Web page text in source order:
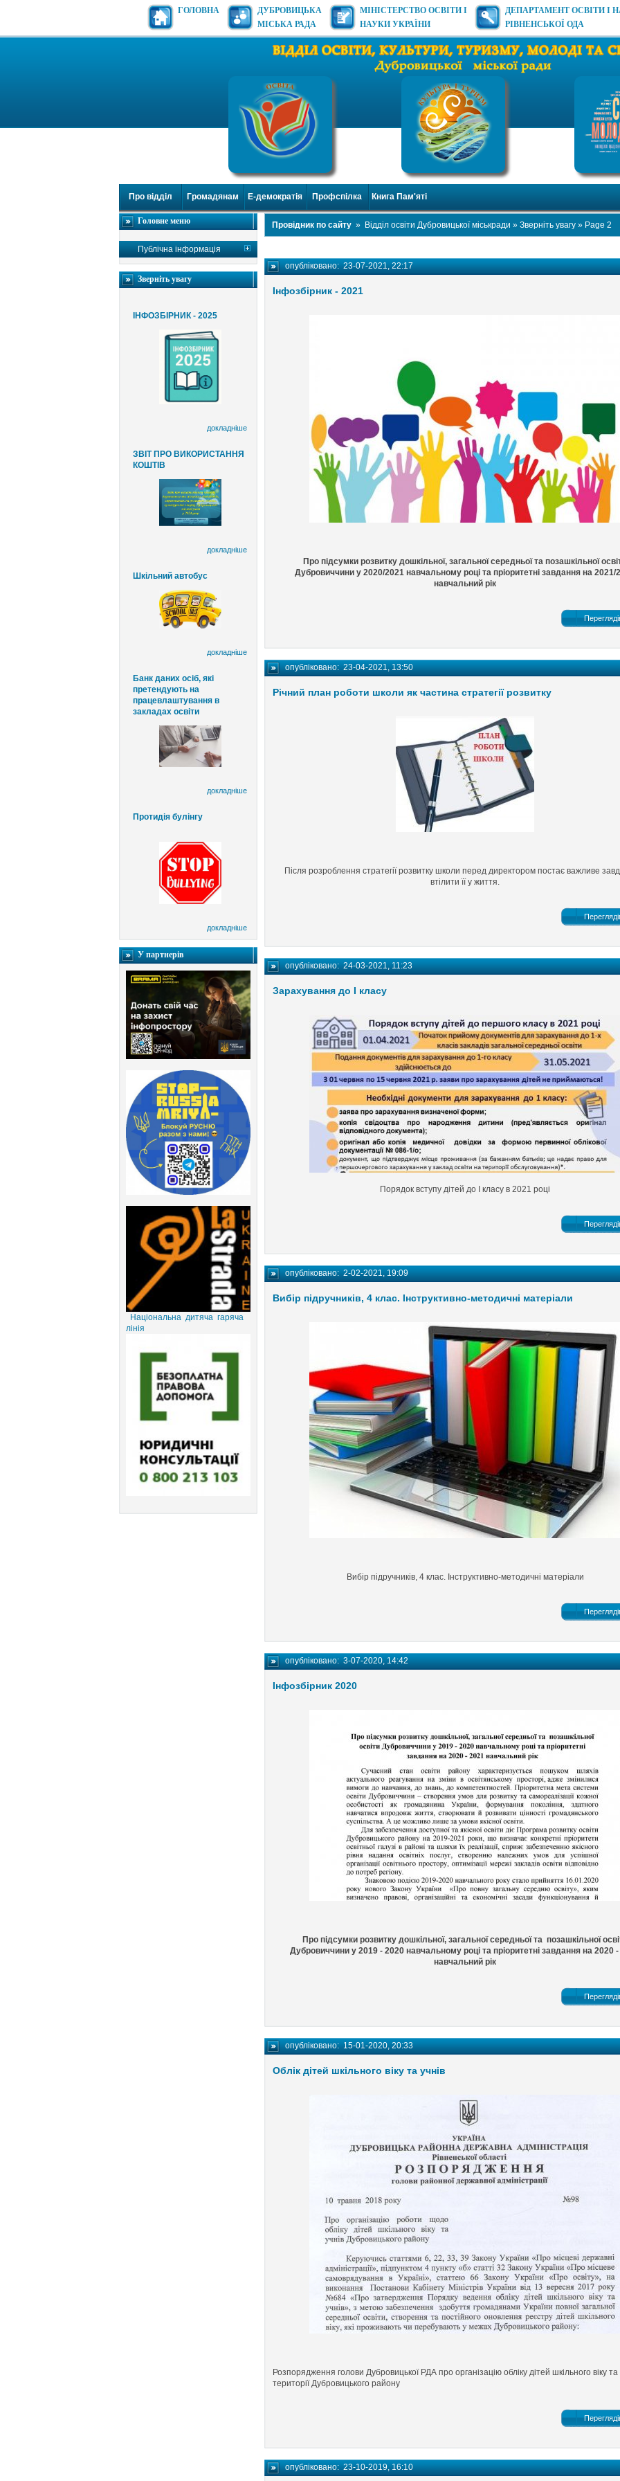
ГОЛОВНА
ДУБРОВИЦЬКА
МІСЬКА РАДА
МІНІСТЕРСТВО ОСВІТИ І
НАУКИ УКРАЇНИ
ДЕПАРТАМЕНТ ОСВІТИ І
РІВНЕНСЬКОЇ ОДА
Про відділ Громадянам Е-демократія Профспілка Книга Пам'яті
Головне меню
Публічна інформація
Зверніть увагу
ІНФОЗБІРНИК - 2025
докладніше
ЗВІТ ПРО ВИКОРИСТАННЯ
КОШТІВ
докладніше
Шкільний автобус
докладніше
Банк даних осіб, які
претендують на
працевлаштування в
закладах освіти
докладніше
Протидія булінгу
докладніше
У партнерів
Національна дитяча гаряча
лінія
Провідник по сайту » Відділ освіти Дубровицької міськради » Зверніть увагу » Page 2
опубліковано:23-07-2021, 22:17
Інфозбірник - 2021
Про підсумки розвитку дошкільної, загальної середньої та позашкільної
Дубровиччини у 2020/2021 навчальному році та пріоритетні завдання на 2021/
навчальний рік
опубліковано:23-04-2021, 13:50
Річний план роботи школи як частина стратегії розвитку
Після розроблення стратегії розвитку школи перед директором постаєважливе
втілити її у життя.
опубліковано:24-03-2021, 11:23
Зарахування до І класу
Порядок вступу дітей до І класу в 2021 році
опубліковано:2-02-2021, 19:09
Вибір підручників, 4 клас. Інструктивно-методичні матеріали
Вибір підручників, 4 клас. Інструктивно-методичні матеріали
опубліковано:3-07-2020, 14:42
Інфозбірник 2020
Про підсумки розвитку дошкільної, загальної середньої та позашкільної
Дубровиччини у 2019 - 2020 навчальному році та пріоритетні завдання на 2020
навчальний рік
опубліковано:15-01-2020, 20:33
Облік дітей шкільного віку та учнів
Розпорядження голови Дубровицької РДА про організацію обліку дітей шкільного віку та
території Дубровицького району
опубліковано:23-10-2019, 16:10